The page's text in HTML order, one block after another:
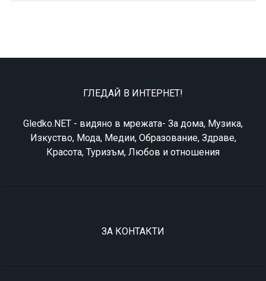
ГЛЕДАЙ В ИНТЕРНЕТ!
Gledko.NET - видяно в мрежата- За дома, Музика,
Изкуство, Мода, Медии, Образование, Здраве,
Красота, Туризъм, Любов и отношения
ЗА КОНТАКТИ